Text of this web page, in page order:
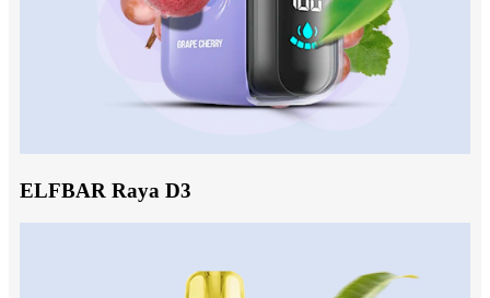
ELFBAR Raya D3